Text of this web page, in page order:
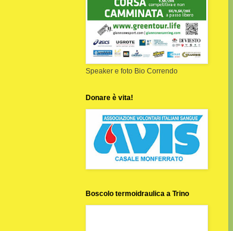
Speaker e foto Bio Correndo
Donare è vita!
Boscolo termoidraulica a Trino